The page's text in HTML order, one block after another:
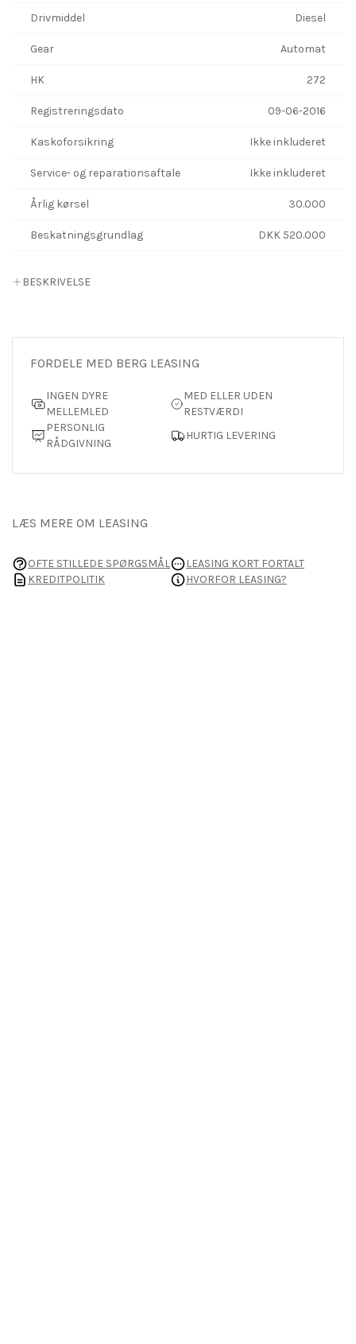
Drivmiddel Diesel
Gear Automat
HK 272
Registreringsdato 09-06-2016
Kaskoforsikring Ikke inkluderet
Service- og reparationsaftale Ikke inkluderet
Årlig kørsel 30.000
Beskatningsgrundlag DKK 520.000
BESKRIVELSE
FORDELE MED BERG LEASING
INGEN DYRE
MELLEMLED
MED ELLER UDEN
RESTVÆRDI
PERSONLIG
RÅDGIVNING
HURTIG LEVERING
LÆS MERE OM LEASING
OFTE STILLEDE SPØRGSMÅL
LEASING KORT FORTALT
KREDITPOLITIK
HVORFOR LEASING?